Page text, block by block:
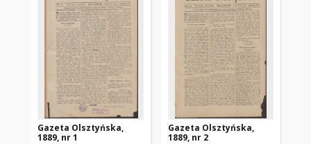
Gazeta Olsztyńska,
1889, nr 1
Gazeta Olsztyńska,
1889, nr 2